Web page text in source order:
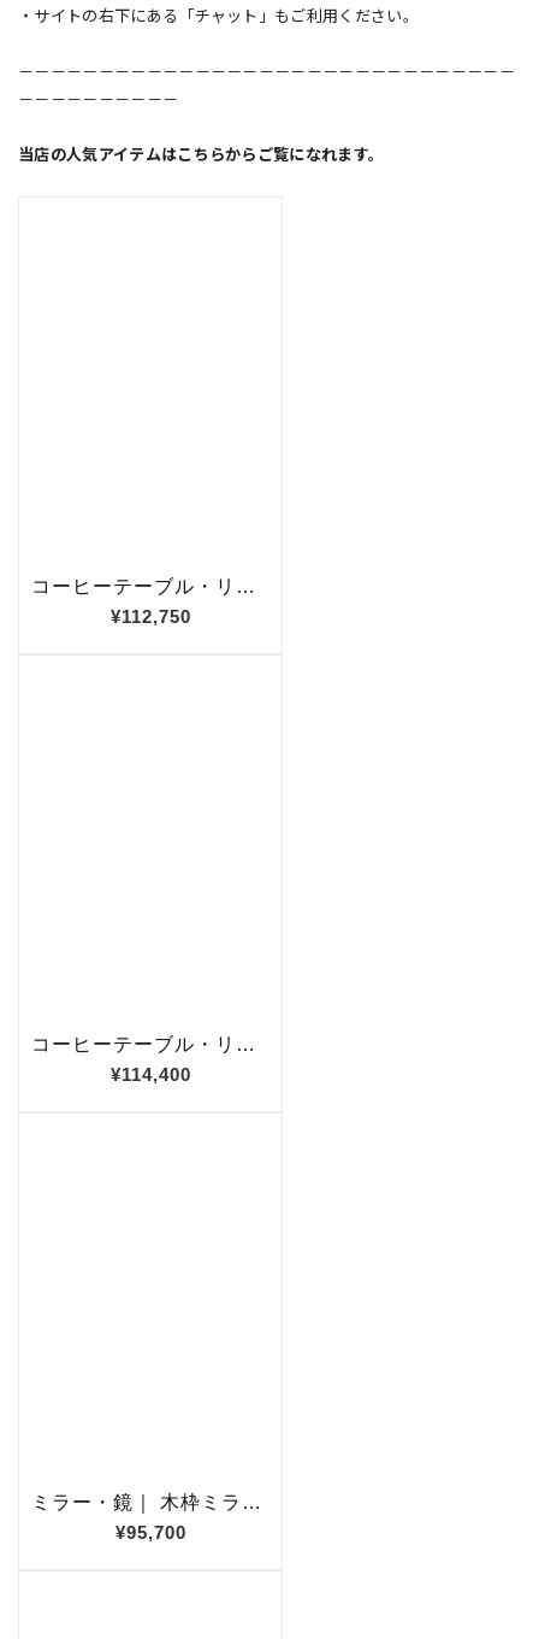
・サイトの右下にある「チャット」もご利用ください。
－－－－－－－－－－－－－－－－－－－－－－－－－－－－－－－
－－－－－－－－－－
当店の人気アイテムはこちらからご覧になれます。